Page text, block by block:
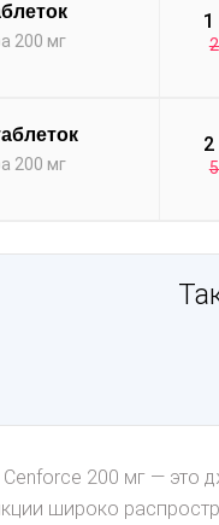
200 мг
1
200 мг
2
Cenforce 200 мг — это
широко